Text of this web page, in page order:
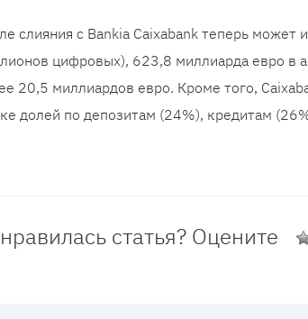
слияния с Bankia Caixabank теперь
цифровых), 623,8 миллиарда евро в
20,5 миллиардов евро. Кроме того,
долей по депозитам (24%), кредитам
статья? Оцените